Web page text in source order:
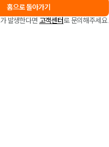
홈으로 돌아가기
발생한다면 고객센터로 문의해주세요.